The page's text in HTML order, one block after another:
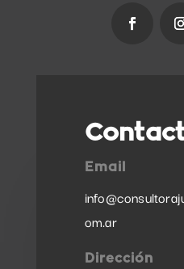
Email
om.ar
Dirección